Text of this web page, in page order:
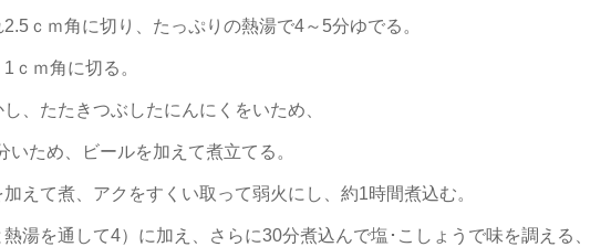
ｃｍ角に切り、たっぷりの熱湯で4～5分ゆでる。
ｍ角に切る。
、たたきつぶしたにんにくをいため、
ため、ビールを加えて煮立てる。
えて煮、アクをすくい取って弱火にし、約1時間煮込む。
湯を通して4）に加え、さらに30分煮込んで塩･こしょうで味を調える、